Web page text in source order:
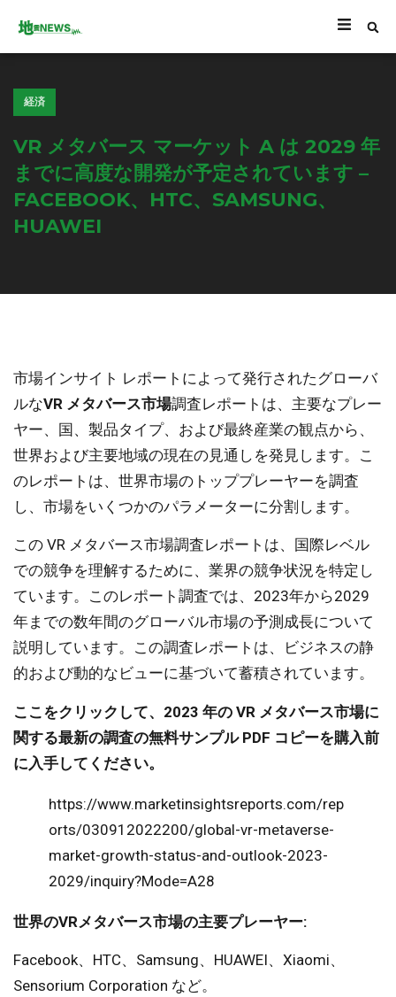
経済
VR メタバース マーケット A は 2029 年
までに高度な開発が予定されています –
FACEBOOK、HTC、SAMSUNG、
HUAWEI
市場インサイト レポートによって発行されたグローバ
ルなVR メタバース市場調査レポートは、主要なプレー
ヤー、国、製品タイプ、および最終産業の観点から、
世界および主要地域の現在の見通しを発見します。こ
のレポートは、世界市場のトッププレーヤーを調査
し、市場をいくつかのパラメーターに分割します。
この VR メタバース市場調査レポートは、国際レベル
での競争を理解するために、業界の競争状況を特定し
ています。このレポート調査では、2023年から2029
年までの数年間のグローバル市場の予測成長について
説明しています。この調査レポートは、ビジネスの静
的および動的なビューに基づいて蓄積されています。
ここをクリックして、2023 年の VR メタバース市場に
関する最新の調査の無料サンプル PDF コピーを購入前
に入手してください。
https://www.marketinsightsreports.com/rep
orts/030912022200/global-vr-metaverse-
market-growth-status-and-outlook-2023-
2029/inquiry?Mode=A28
世界のVRメタバース市場の主要プレーヤー:
Facebook、HTC、Samsung、HUAWEI、Xiaomi、
Sensorium Corporation など。